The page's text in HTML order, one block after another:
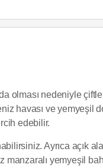
olması nedeniyle
havası ve yemyeşil
edebilir.
Ayrıca açık
manzaralı yemyeşil